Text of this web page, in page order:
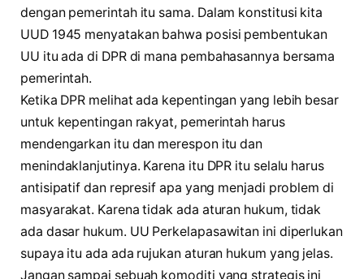
dengan pemerintah itu sama. Dalam konstitusi kita
UUD 1945 menyatakan bahwa posisi pembentukan
UU itu ada di DPR di mana pembahasannya bersama
pemerintah.
Ketika DPR melihat ada kepentingan yang lebih besar
untuk kepentingan rakyat, pemerintah harus
mendengarkan itu dan merespon itu dan
menindaklanjutinya. Karena itu DPR itu selalu harus
antisipatif dan represif apa yang menjadi problem di
masyarakat. Karena tidak ada aturan hukum, tidak
ada dasar hukum. UU Perkelapasawitan ini diperlukan
supaya itu ada ada rujukan aturan hukum yang jelas.
Jangan sampai sebuah komoditi yang strategis ini